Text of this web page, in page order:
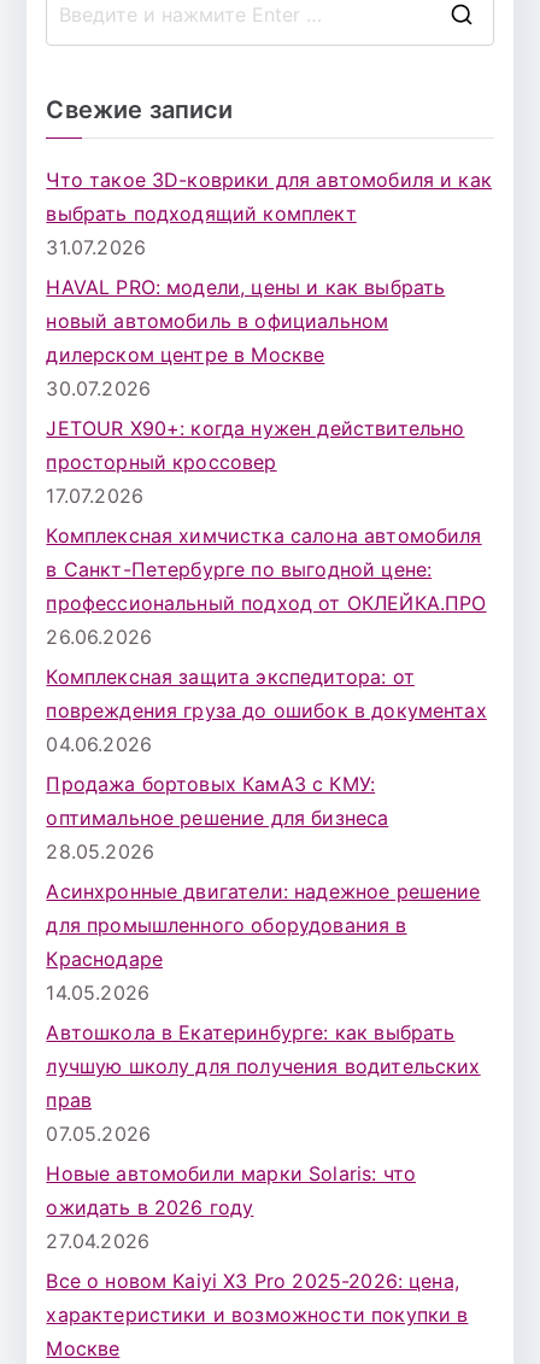
Свежие записи
Что такое 3D-коврики для автомобиля и как
выбрать подходящий комплект
31.07.2026
HAVAL PRO: модели, цены и как выбрать
новый автомобиль в официальном
дилерском центре в Москве
30.07.2026
JETOUR X90+: когда нужен действительно
просторный кроссовер
17.07.2026
Комплексная химчистка салона автомобиля
в Санкт-Петербурге по выгодной цене:
профессиональный подход от ОКЛЕЙКА.ПРО
26.06.2026
Комплексная защита экспедитора: от
повреждения груза до ошибок в документах
04.06.2026
Продажа бортовых КамАЗ с КМУ:
оптимальное решение для бизнеса
28.05.2026
Асинхронные двигатели: надежное решение
для промышленного оборудования в
Краснодаре
14.05.2026
Автошкола в Екатеринбурге: как выбрать
лучшую школу для получения водительских
прав
07.05.2026
Новые автомобили марки Solaris: что
ожидать в 2026 году
27.04.2026
Все о новом Kaiyi X3 Pro 2025-2026: цена,
характеристики и возможности покупки в
Москве